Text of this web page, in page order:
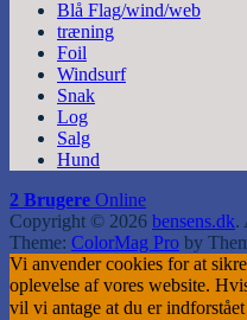
Blå Flag/wind/web
træning
Foil
Windsurf
Snak
Log
Salg
Hund
2 Brugere Online
Copyright © 2026 bensens.dk.
Theme: ColorMag Pro by
Vi anvender cookies for at
oplevelse af vores website.
vil vi antage at du er